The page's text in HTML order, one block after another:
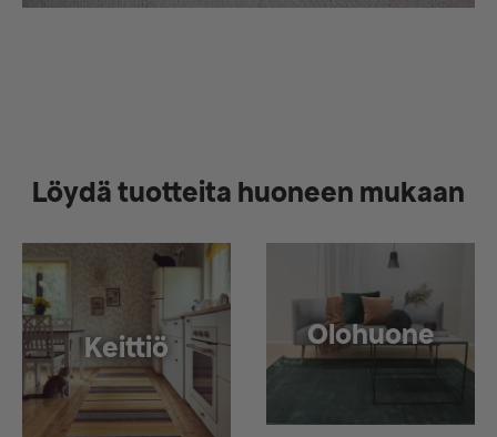
Löydä tuotteita huoneen mukaan
Keittiö Olohuone